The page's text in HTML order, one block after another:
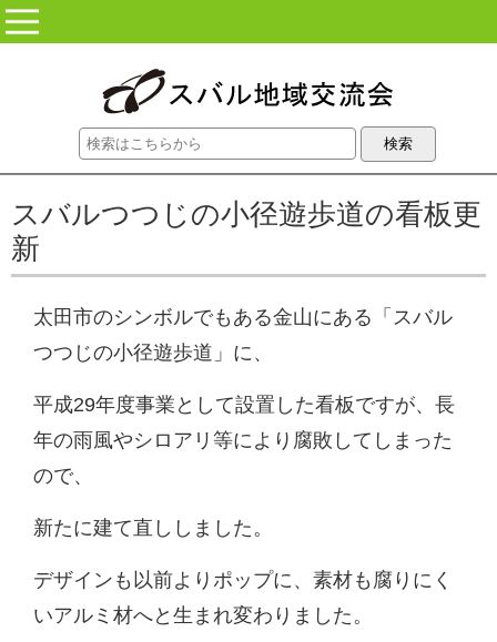
コンテンツに移動
スバルつつじの小径遊歩道の看板更
新
太田市のシンボルでもある金山にある「スバル
つつじの小径遊歩道」に、
平成29年度事業として設置した看板ですが、長
年の雨風やシロアリ等により腐敗してしまった
ので、
新たに建て直ししました。
デザインも以前よりポップに、素材も腐りにく
いアルミ材へと生まれ変わりました。